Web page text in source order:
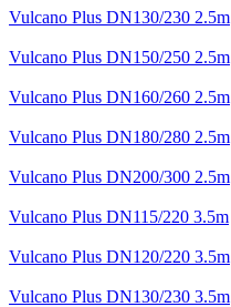
Vulcano Plus DN130/230 2.5m
Vulcano Plus DN150/250 2.5m
Vulcano Plus DN160/260 2.5m
Vulcano Plus DN180/280 2.5m
Vulcano Plus DN200/300 2.5m
Vulcano Plus DN115/220 3.5m
Vulcano Plus DN120/220 3.5m
Vulcano Plus DN130/230 3.5m